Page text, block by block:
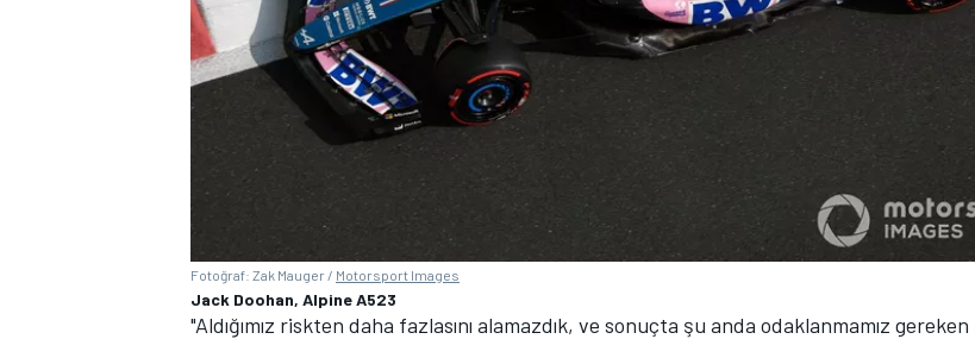
Fotoğraf: Zak Mauger / Motorsport Images
Jack Doohan, Alpine A523
"Aldığımız riskten daha fazlasını alamazdık, ve sonuçta şu anda odaklanmamız